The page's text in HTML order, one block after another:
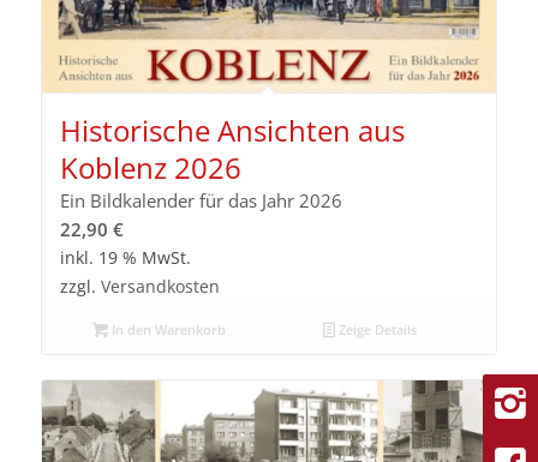
Historische Ansichten aus
Koblenz 2026
Ein Bildkalender für das Jahr 2026
22,90 €
inkl. 19 % MwSt.
zzgl. Versandkosten
In den Warenkorb Zeige Details